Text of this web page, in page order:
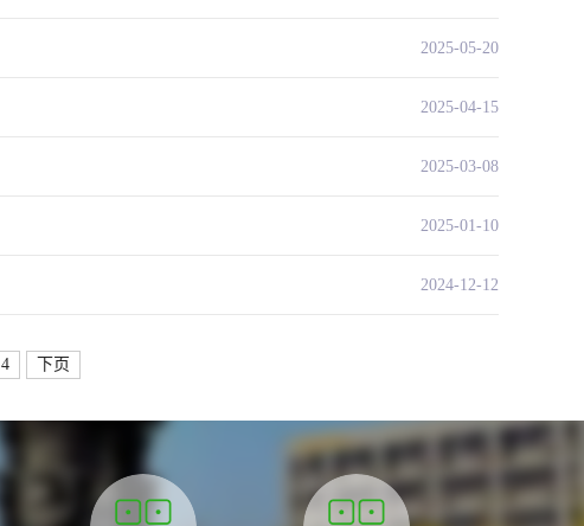
2025-05-20
2025-04-15
2025-03-08
2025-01-10
2024-12-12
4 下页